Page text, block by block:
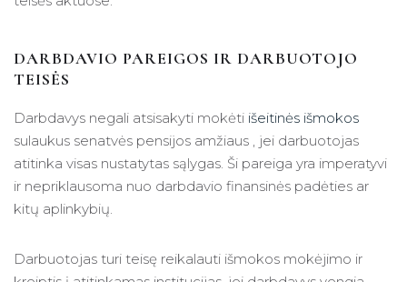
DARBDAVIO PAREIGOS IR DARBUOTOJO
TEISĖS
Darbdavys negali atsisakyti mokėti išeitinės išmokos
sulaukus senatvės pensijos amžiaus , jei darbuotojas
atitinka visas nustatytas sąlygas. Ši pareiga yra imperatyvi
ir nepriklausoma nuo darbdavio finansinės padėties ar
kitų aplinkybių.
Darbuotojas turi teisę reikalauti išmokos mokėjimo ir